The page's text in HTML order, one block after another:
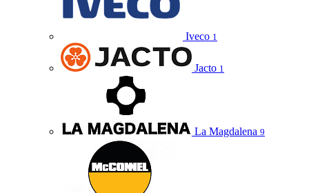
Iveco 1
Jacto 1
La Magdalena 9